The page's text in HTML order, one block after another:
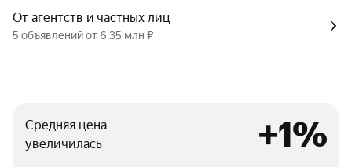
От агентств и частных лиц
5 объявлений от 6,35 млн ₽
Средняя цена
увеличилась
+1%